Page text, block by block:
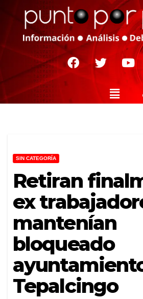
SIN CATEGORÍA
Retiran
ex
mantenían
bloqueado
Tepalcingo